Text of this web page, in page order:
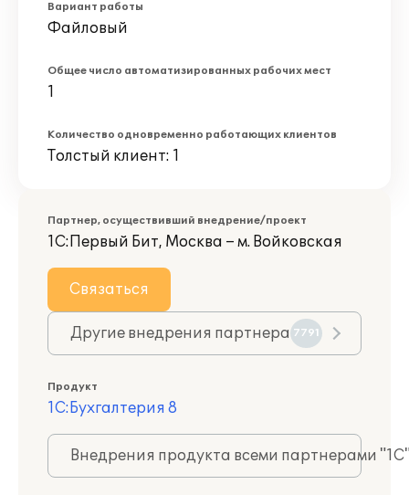
Вариант работы
Файловый
Общее число автоматизированных рабочих мест
1
Количество одновременно работающих клиентов
Толстый клиент: 1
Партнер, осуществивший внедрение/проект
1С:Первый Бит, Москва – м. Войковская
Связаться
Другие внедрения партнера 7791
Продукт
1С:Бухгалтерия 8
Внедрения продукта всеми партнерами